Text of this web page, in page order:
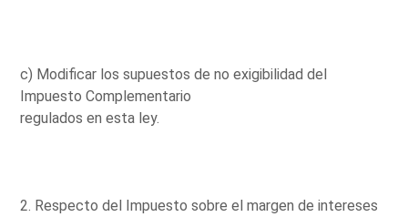
c) Modificar los supuestos de no exigibilidad del
Impuesto Complementario
regulados en esta ley.
2. Respecto del Impuesto sobre el margen de intereses